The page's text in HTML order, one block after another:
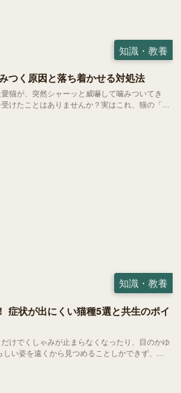
知識・教養
つく原因と落ち着かせる対処法
猫が、突然シャーッと威嚇して噛みついてき
けたことはありませんか？実はこれ、猫の「転
知識・教養
症状が出にくい猫種5選と共生のポイ
けでくしゃみが止まらなくなったり、目のかゆ